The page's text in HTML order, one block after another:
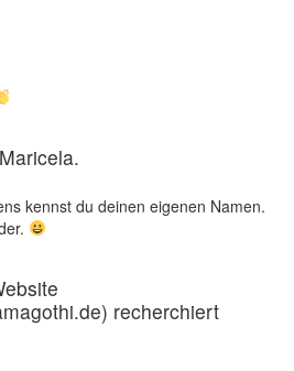
kennst du deinen eigenen Namen.
recherchiert